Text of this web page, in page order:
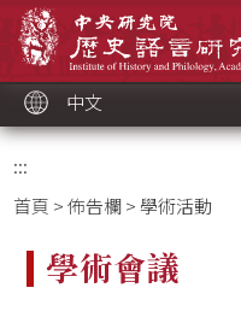
中文
:::
首頁 >佈告欄> 學術活動
學術會議